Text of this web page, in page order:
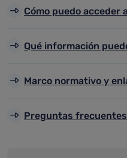
Cómo puedo acceder
Qué información
Marco normativo y
Preguntas frecuentes